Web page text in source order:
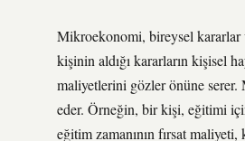
Mikroekonomi, bireysel kararlar
kişinin aldığı kararların kişisel
maliyetlerini gözler önüne
eder. Örneğin, bir kişi, eğitimi
eğitim zamanının fırsat